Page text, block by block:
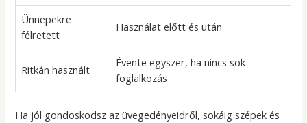
Ünnepekre
félretett
Használat előtt és után
Ritkán használt
Évente egyszer, ha nincs sok
foglalkozás
Ha jól gondoskodsz az üvegedényeidről, sokáig szépek és